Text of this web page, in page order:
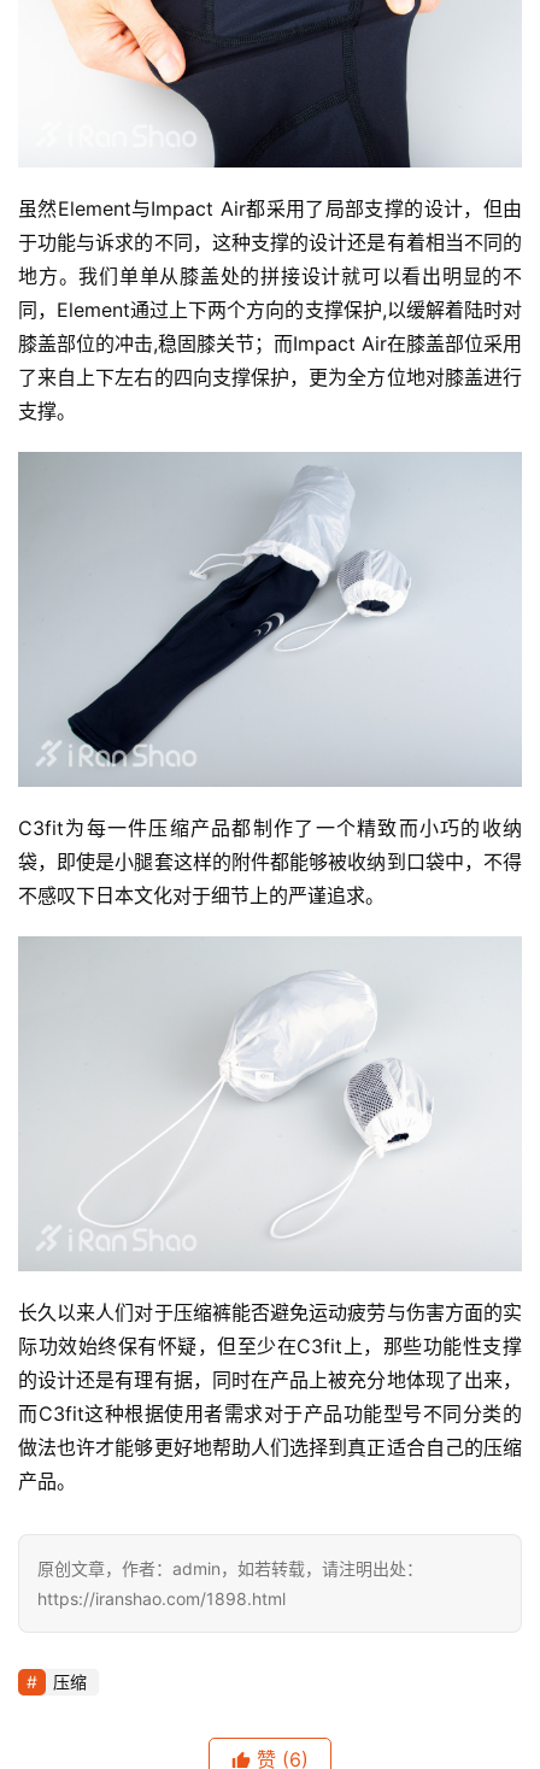
虽然Element与Impact Air都采用了局部支撑的设计，但由
于功能与诉求的不同，这种支撑的设计还是有着相当不同的
地方。我们单单从膝盖处的拼接设计就可以看出明显的不
同，Element通过上下两个方向的支撑保护,以缓解着陆时对
膝盖部位的冲击,稳固膝关节；而Impact Air在膝盖部位采用
了来自上下左右的四向支撑保护，更为全方位地对膝盖进行
支撑。
C3fit为每一件压缩产品都制作了一个精致而小巧的收纳
袋，即使是小腿套这样的附件都能够被收纳到口袋中，不得
不感叹下日本文化对于细节上的严谨追求。
长久以来人们对于压缩裤能否避免运动疲劳与伤害方面的实
际功效始终保有怀疑，但至少在C3fit上，那些功能性支撑
的设计还是有理有据，同时在产品上被充分地体现了出来，
而C3fit这种根据使用者需求对于产品功能型号不同分类的
做法也许才能够更好地帮助人们选择到真正适合自己的压缩
产品。
原创文章，作者：admin，如若转载，请注明出处：
https://iranshao.com/1898.html
压缩
赞 (6)